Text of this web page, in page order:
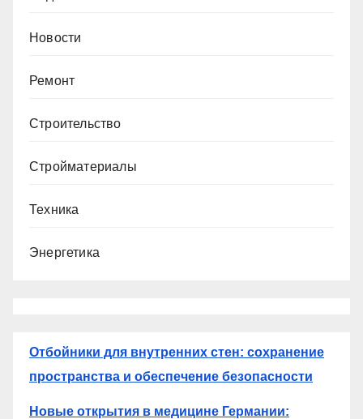
Новости
Ремонт
Строительство
Стройматериалы
Техника
Энергетика
Отбойники для внутренних стен: сохранение
пространства и обеспечение безопасности
Новые открытия в медицине Германии: